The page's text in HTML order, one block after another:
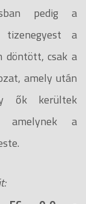
pedig a
tizenegyest a
döntött, csak a
amely után
ők kerültek
amelynek a